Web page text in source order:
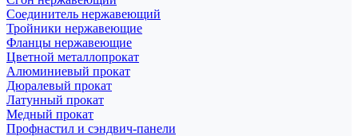
Соединитель нержавеющий
Тройники нержавеющие
Фланцы нержавеющие
Цветной металлопрокат
Алюминиевый прокат
Дюралевый прокат
Латунный прокат
Медный прокат
Профнастил и сэндвич-панели